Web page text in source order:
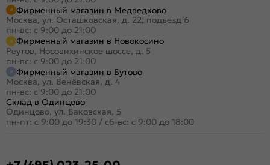
Фирменный магазин в Медведково
Москва, ул. Осташковская, д. 22, подъезд 6
пн-вс: с 9:00 до 21:00
Фирменный магазин в Новокосино
Реутов, Носовихинское шоссе, д. 5
пн-вс: с 9:00 до 21:00
Фирменный магазин в Бутово
Москва, ул. Венёвская, д. 4
пн-вс: с 9:00 до 21:00
Склад в Одинцово
Одинцово, ул. Баковская, 5
пн-пт: с 9:00 до 19:30 / сб-вс: с 9:00 до 18:00